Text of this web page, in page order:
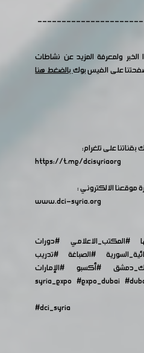
ولمعرفة المزيد عن نشاطات
على الفيس بوكبالضغط هنا
بقناتنا على تلغرام:
https://t.me/dcisyriaorg
موقعنا الالكتروني :
www.dci-syria.org
#المكتب_الاعلامي
#دورات
#الصباغة
#تدريب
#أكسبو
#الإمارات
#expo_dubai
#dci_syria